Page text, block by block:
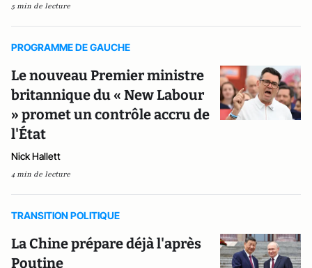
5 min de lecture
PROGRAMME DE GAUCHE
Le nouveau Premier ministre
britannique du « New Labour
» promet un contrôle accru de
l'État
Nick Hallett
4 min de lecture
TRANSITION POLITIQUE
La Chine prépare déjà l'après
Poutine